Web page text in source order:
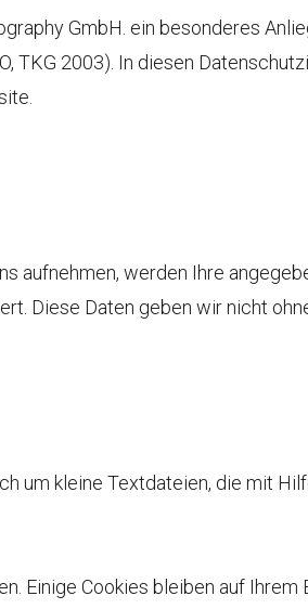
GmbH. ein besonderes
TKG 2003). In diesen
aufnehmen, werden Ihre
Diese Daten geben wir nicht
um kleine Textdateien, die mit
Einige Cookies bleiben auf